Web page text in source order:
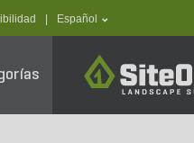
text.language
Español
SiteOne